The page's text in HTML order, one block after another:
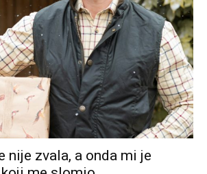
nije zvala, a onda mi je